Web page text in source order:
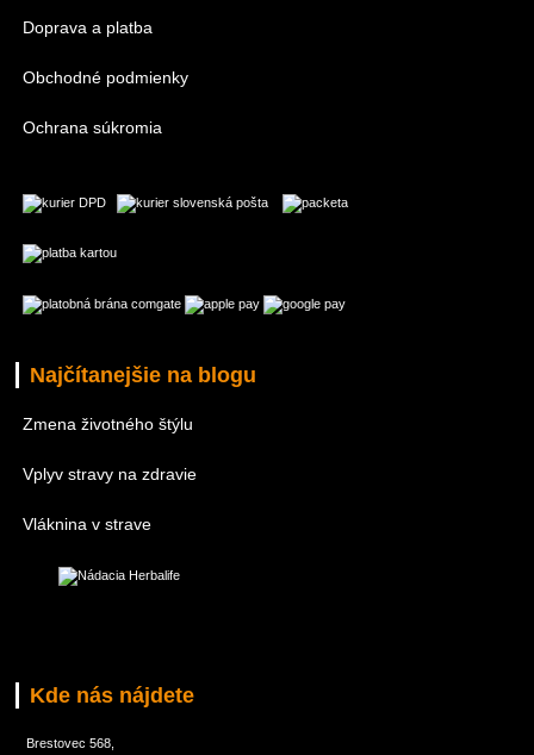
Doprava a platba
Obchodné podmienky
Ochrana súkromia
Najčítanejšie na blogu
Zmena životného štýlu
Vplyv stravy na zdravie
Vláknina v strave
Kde nás nájdete
Brestovec 568,